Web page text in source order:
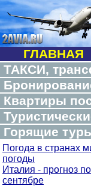
ГЛАВНАЯ
ТАКСИ,
Квартиры
Горящие
Погода в странах
погоды
Италия - прогноз
сентябре